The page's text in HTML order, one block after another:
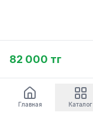
82 000 тг
Главная Каталог